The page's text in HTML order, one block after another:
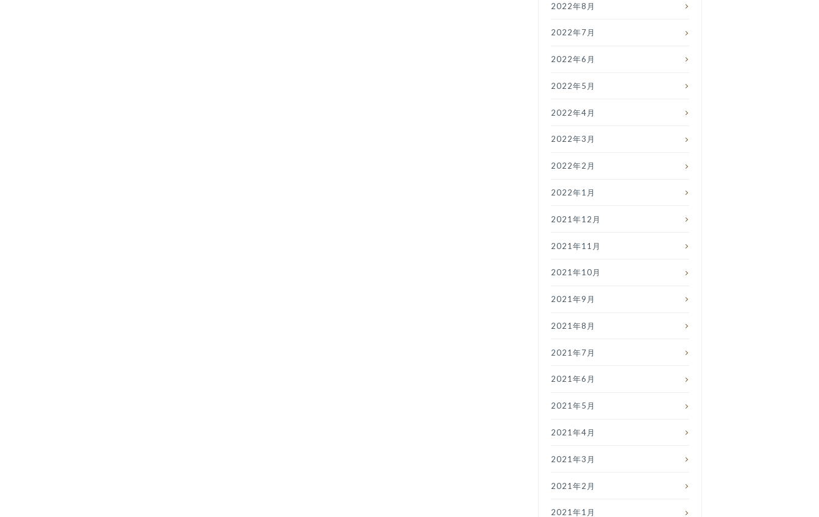
2022年8月
2022年7月
2022年6月
2022年5月
2022年4月
2022年3月
2022年2月
2022年1月
2021年12月
2021年11月
2021年10月
2021年9月
2021年8月
2021年7月
2021年6月
2021年5月
2021年4月
2021年3月
2021年2月
2021年1月